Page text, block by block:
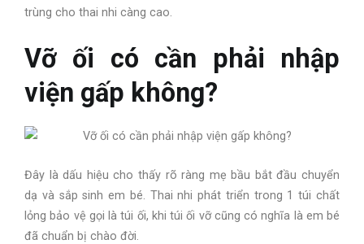
trùng cho thai nhi càng cao.
Vỡ ối có cần phải nhập
viện gấp không?
Đây là dấu hiệu cho thấy rõ ràng mẹ bầu bắt đầu chuyển
dạ và sắp sinh em bé. Thai nhi phát triển trong 1 túi chất
lỏng bảo vệ gọi là túi ối, khi túi ối vỡ cũng có nghĩa là em bé
đã chuẩn bị chào đời.